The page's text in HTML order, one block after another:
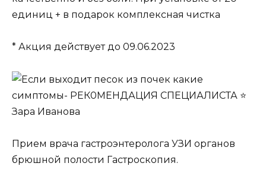
единиц + в подарок комплексная чистка
* Акция действует до 09.06.2023
Прием врача гастроэнтеролога УЗИ органов
брюшной полости Гастроскопия.